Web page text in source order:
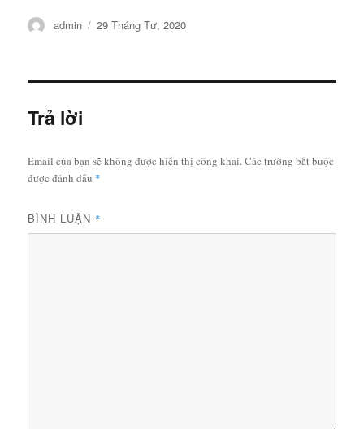
Tác
admin
Đăng
29 Tháng Tư, 2020
Trả lời
Email của bạn sẽ không được hiển thị công khai.Các trường bắt buộc
được đánh dấu *
BÌNH LUẬN *